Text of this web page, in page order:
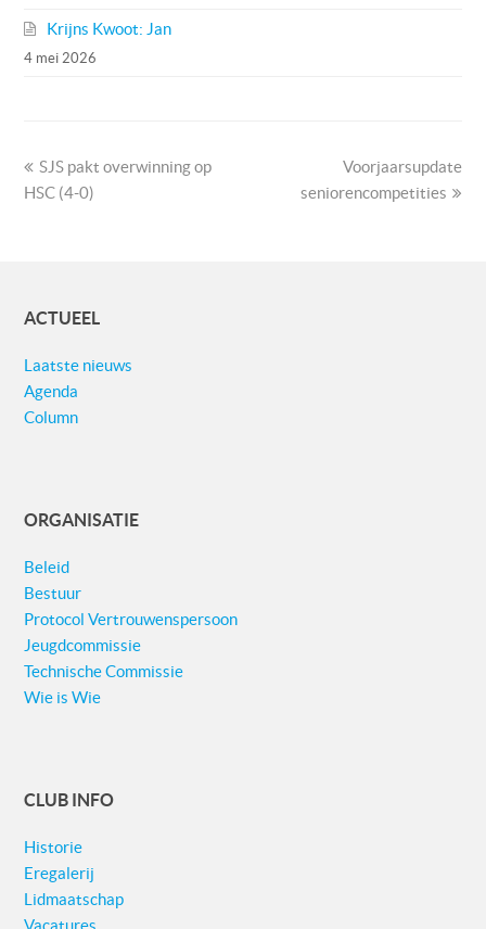
Krijns Kwoot: Jan
4 mei 2026
previous
post:
SJS pakt overwinning op
HSC (4-0)
next
post:
Voorjaarsupdate
seniorencompetities
ACTUEEL
Laatste nieuws
Agenda
Column
ORGANISATIE
Beleid
Bestuur
Protocol Vertrouwenspersoon
Jeugdcommissie
Technische Commissie
Wie is Wie
CLUB INFO
Historie
Eregalerij
Lidmaatschap
Vacatures